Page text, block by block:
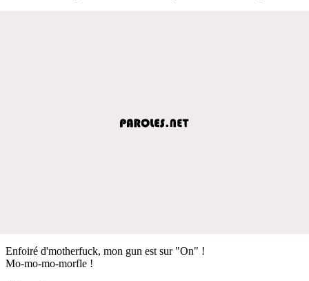
Enfoiré d'motherfuck, mon gun est sur "On" !
Mo-mo-mo-morfle !